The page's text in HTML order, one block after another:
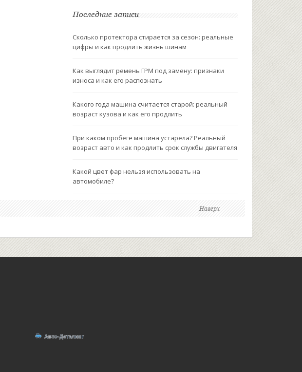
Последние записи
Сколько протектора стирается за сезон: реальные
цифры и как продлить жизнь шинам
Как выглядит ремень ГРМ под замену: признаки
износа и как его распознать
Какого года машина считается старой: реальный
возраст кузова и как его продлить
При каком пробеге машина устарела? Реальный
возраст авто и как продлить срок службы двигателя
Какой цвет фар нельзя использовать на
автомобиле?
Наверх